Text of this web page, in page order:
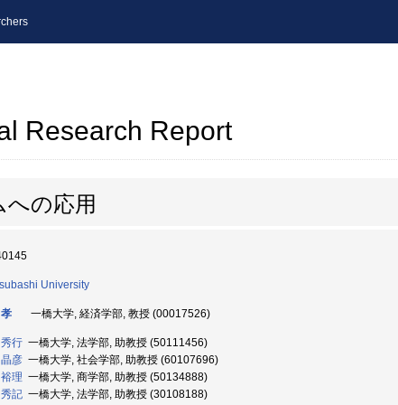
Research Report
の応用
University
一橋大学, 経済学部, 教授 (00017526)
行 一橋大学, 法学部, 助教授 (50111456)
彦 一橋大学, 社会学部, 助教授 (60107696)
理 一橋大学, 商学部, 助教授 (50134888)
記 一橋大学, 法学部, 助教授 (30108188)